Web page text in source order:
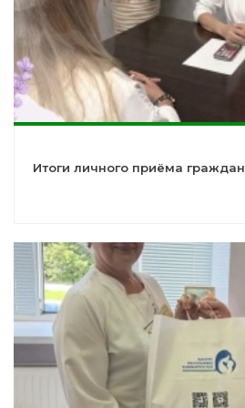
Итоги личного приёма граждан